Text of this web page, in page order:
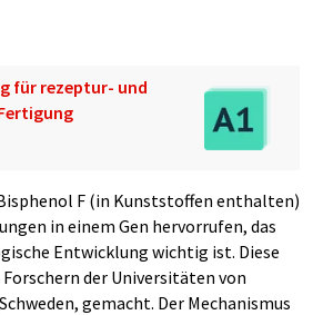
für rezeptur- und
F (in Kunststoffen enthalten)
in einem Gen hervorrufen, das
Entwicklung wichtig ist. Diese
der Universitäten von
gemacht. Der Mechanismus